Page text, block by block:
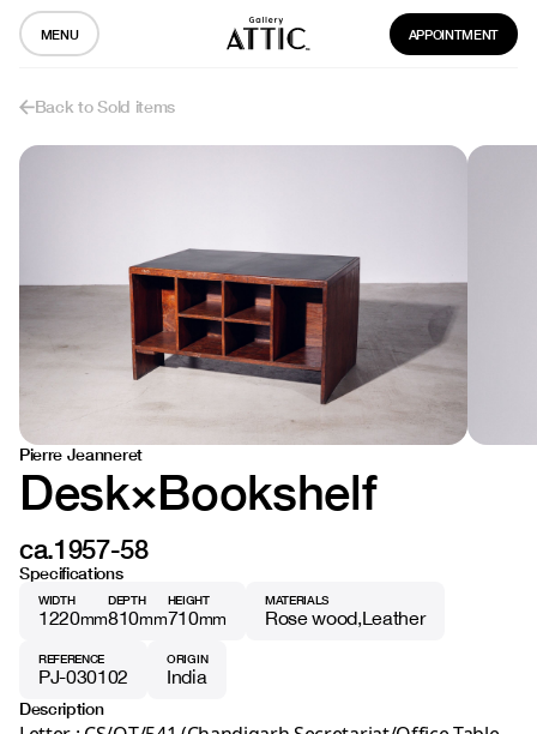
MENU APPOINTMENT
Back to Sold items
Pierre Jeanneret
Desk×Bookshelf
ca.1957-58
Specifications
WIDTH
1220mm
DEPTH
810mm
HEIGHT
710mm
MATERIALS
Rose wood Leather
REFERENCE
PJ-030102
ORIGIN
India
Description